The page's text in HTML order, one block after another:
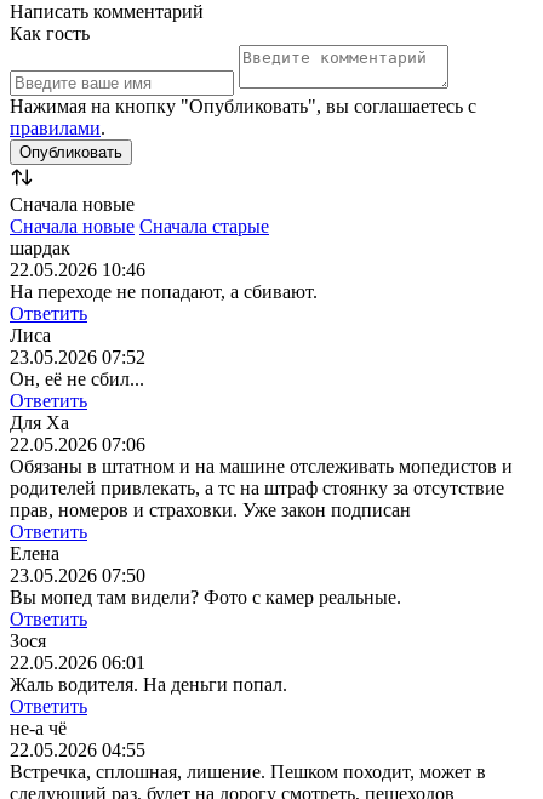
Написать комментарий
Как гость
Нажимая на кнопку "Опубликовать", вы соглашаетесь с
правилами.
Сначала новые
Сначала новые Сначала старые
шардак
22.05.2026 10:46
На переходе не попадают, а сбивают.
Ответить
Лиса
23.05.2026 07:52
Он, её не сбил...
Ответить
Для Ха
22.05.2026 07:06
Обязаны в штатном и на машине отслеживать мопедистов и
родителей привлекать, а тс на штраф стоянку за отсутствие
прав, номеров и страховки. Уже закон подписан
Ответить
Елена
23.05.2026 07:50
Вы мопед там видели? Фото с камер реальные.
Ответить
Зося
22.05.2026 06:01
Жаль водителя. На деньги попал.
Ответить
не-а чё
22.05.2026 04:55
Встречка, сплошная, лишение. Пешком походит, может в
следующий раз, будет на дорогу смотреть, пешеходов